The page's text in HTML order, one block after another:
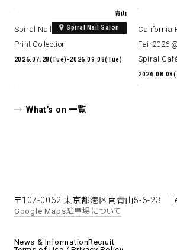
青山
Spiral Nail Salon
Spiral Nail Salon Art #14 Spiral
Print Collection
2026.07.28(Tue)-2026.09.08(Tue)
California
Fair2026
Spiral
What’s on 一覧
〒107-0062 東京都港区南青山5-6-23
Google Maps駐車場について
News & InformationRecruit